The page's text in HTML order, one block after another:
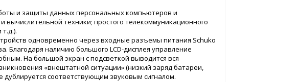
и защиты данных персональных компьютеров и
техники; простого телекоммуникационного
одновременно через входные разъемы питания Schuko
Благодаря наличию большого LCD-дисплея управление
На большой экран с подсветкой выводится вся
«внештатной ситуации» (низкий заряд батареи,
соответствующим звуковым сигналом.